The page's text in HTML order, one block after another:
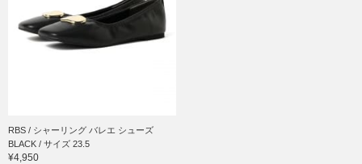
RBS / シャーリング バレエ シューズ
BLACK / サイズ 23.5
¥4,950